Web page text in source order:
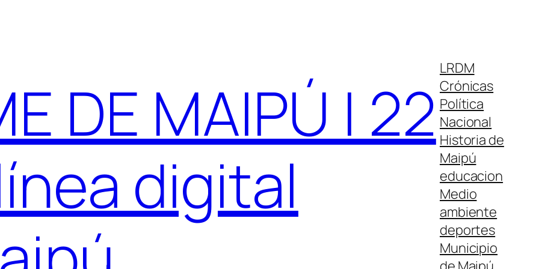
DE MAIPÚ | 22
digital
LRDM
Crónicas
Política
Nacional
Historia de
Maipú
educacion
Medio
ambiente
deportes
Municipio